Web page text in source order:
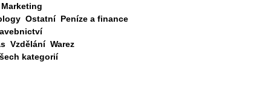
Marketing
Ostatní Peníze a finance
Vzdělání Warez
kategorií